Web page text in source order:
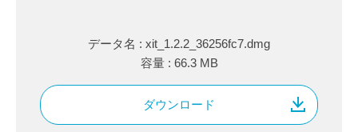
2026年6月22日 [ Ver.1.1.5ダウンロード ]
データ名 : xit_1.2.2_36256fc7.dmg
容量 : 66.3 MB
ダウンロード